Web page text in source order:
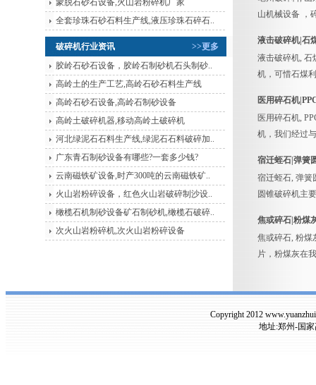
蒙脱石砂石设备,火山岩粉碎机厂家
全套珍珠石砂石料生产线,液压珍珠石碎石..
>>更多
破碎机行业资讯
胶岭石砂石设备，胶岭石制砂机石头制砂..
高岭土的生产工艺,高岭石砂石料生产线
高岭石砂石设备,高岭石制砂设备
高岭土破碎机器,移动高岭土破碎机
河北绿泥石石料生产线,绿泥石石料破碎加..
广东青石制砂设备有哪些?一套多少钱?
云南磁铁矿设备,时产300吨的云南磁铁矿..
火山岩粉碎设备，红色火山岩破碎制沙设..
橄榄石机制砂设备矿石制砂机,橄榄石破碎..
次火山岩粉碎机,次火山岩粉碎设备
山机械设备 ，
液击破碎机|石
液击破碎机, 石
机，可惜石煤
医用碎石机
医用碎石机,
机，我们经过
宿迁蛭石|弹簧
宿迁蛭石, 弹簧
圆锥破碎机主
焦或碎石|粉煤
焦或碎石, 粉煤
片，粉煤灰在
Copyright 2012
地址:郑州-国